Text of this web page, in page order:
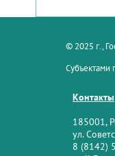
© 2025 г.,
Субъектами
Контакты
185001,
ул.
8 (8142)